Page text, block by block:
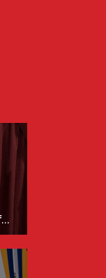
A Festa de Halloween Mais Fofa da Disney Está Chegando!